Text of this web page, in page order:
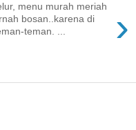
›
menu murah meriah
bosan..karena di
teman. ...